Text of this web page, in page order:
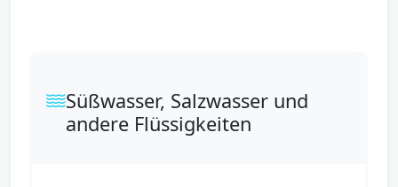
Süßwasser, Salzwasser und
andere Flüssigkeiten